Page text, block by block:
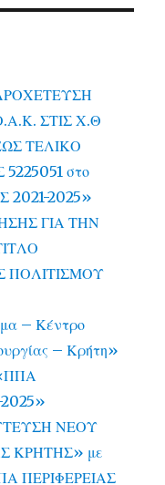
ΣΤΙΣ Χ.Θ
ΤΕΛΙΚΟ
στο
2021-2025»
ΓΙΑ ΤΗΝ
ΠΟΛΙΤΙΣΜΟΥ
– Κέντρο
– Κρήτη»
ΝΕΟΥ
ΚΡΗΤΗΣ» με
ΠΕΡΙΦΕΡΕΙΑΣ